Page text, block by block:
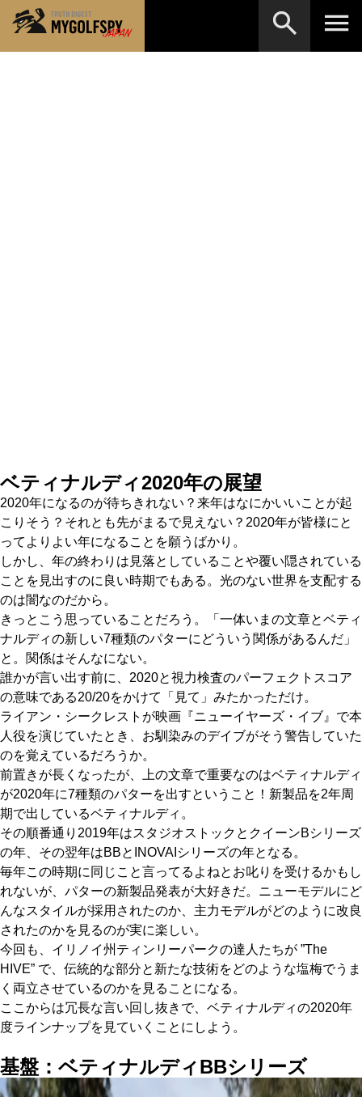
ベティナルディ2020年の展望
2020年になるのが待ちきれない？来年はなにかいいことが起
こりそう？それとも先がまるで見えない？2020年が皆様にと
ってよりよい年になることを願うばかり。
しかし、年の終わりは見落としていることや覆い隠されている
ことを見出すのに良い時期でもある。光のない世界を支配する
のは闇なのだから。
きっとこう思っていることだろう。「一体いまの文章とベティ
ナルディの新しい7種類のパターにどういう関係があるんだ」
と。関係はそんなにない。
誰かが言い出す前に、2020と視力検査のパーフェクトスコア
の意味である20/20をかけて「見て」みたかっただけ。
ライアン・シークレストが映画『ニューイヤーズ・イブ』で本
人役を演じていたとき、お馴染みのデイブがそう警告していた
のを覚えているだろうか。
前置きが長くなったが、上の文章で重要なのはベティナルディ
が2020年に7種類のパターを出すということ！新製品を2年周
期で出しているベティナルディ。
その順番通り2019年はスタジオストックとクイーンBシリーズ
の年、その翌年はBBとINOVAIシリーズの年となる。
毎年この時期に同じこと言ってるよねとお叱りを受けるかもし
れないが、パターの新製品発表が大好きだ。ニューモデルにど
んなスタイルが採用されたのか、主力モデルがどのように改良
されたのかを見るのが実に楽しい。
今回も、イリノイ州ティンリーパークの達人たちが ”The
HIVE” で、伝統的な部分と新たな技術をどのような塩梅でうま
く両立させているのかを見ることになる。
ここからは冗長な言い回し抜きで、ベティナルディの2020年
度ラインナップを見ていくことにしよう。
基盤：ベティナルディBBシリーズ
OTHER その他
Editor’s Picks 編集部のおすすめ
Our Team 私たちのチーム
Our Mission
ABOUT US MyGolfSpyJapanとは？